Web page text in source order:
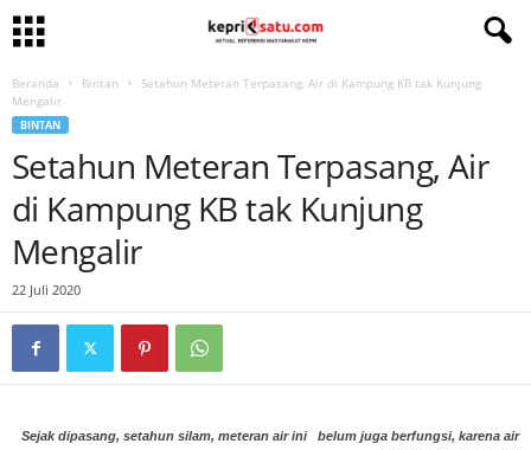
Beranda Bintan
Setahun Meteran Terpasang, Air di Kampung KB tak Kunjung
Mengalir
BINTAN
Setahun Meteran Terpasang, Air
di Kampung KB tak Kunjung
Mengalir
22 Juli 2020
Sejak dipasang, setahun silam, meteran air ini belum juga berfungsi, karena air